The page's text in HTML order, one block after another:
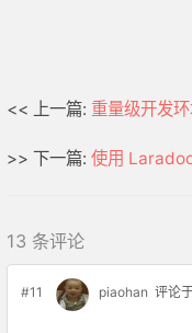
<< 上一篇: 重量级开发
>> 下一篇: 使用
13 条评论
#11 piaohan 评论